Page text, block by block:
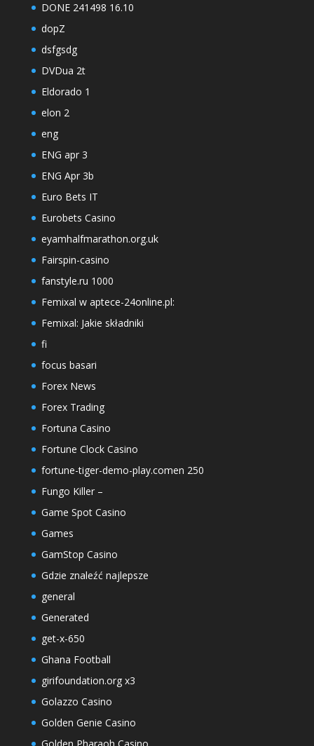
DONE 241498 16.10
dopZ
dsfgsdg
DVDua 2t
Eldorado 1
elon 2
eng
ENG apr 3
ENG Apr 3b
Euro Bets IT
Eurobets Casino
eyamhalfmarathon.org.uk
Fairspin-casino
fanstyle.ru 1000
Femixal w aptece-24online.pl:
Femixal: Jakie składniki
fi
focus basari
Forex News
Forex Trading
Fortuna Casino
Fortune Clock Casino
fortune-tiger-demo-play.comen 250
Fungo Killer –
Game Spot Casino
Games
GamStop Casino
Gdzie znaleźć najlepsze
general
Generated
get-x-650
Ghana Football
girifoundation.org x3
Golazzo Casino
Golden Genie Casino